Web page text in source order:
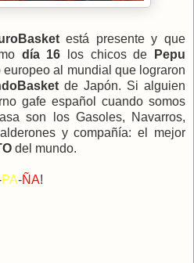
está presente y que
día 16 los chicos de
Pepu
europeo al mundial que lograron
de Japón. Si alguien
gafe español cuando somos
son los Gasoles, Navarros,
y compañía: el mejor
del mundo.
PA-ÑA!